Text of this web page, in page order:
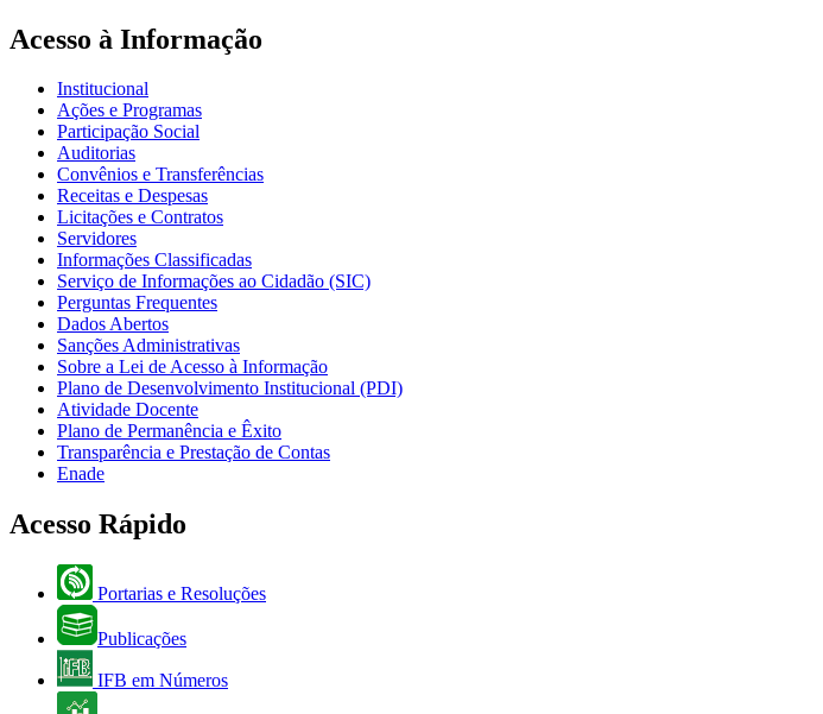
Acesso à Informação
Institucional
Ações e Programas
Participação Social
Auditorias
Convênios e Transferências
Receitas e Despesas
Licitações e Contratos
Servidores
Informações Classificadas
Serviço de Informações ao Cidadão (SIC)
Perguntas Frequentes
Dados Abertos
Sanções Administrativas
Sobre a Lei de Acesso à Informação
Plano de Desenvolvimento Institucional (PDI)
Atividade Docente
Plano de Permanência e Êxito
Transparência e Prestação de Contas
Enade
Acesso Rápido
Portarias e Resoluções
Publicações
IFB em Números